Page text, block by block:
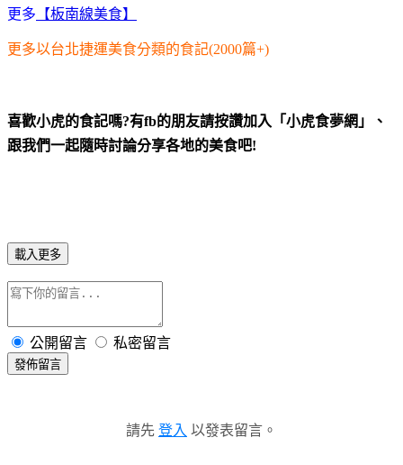
更多 【板南線美食】
更多以台北捷運美食分類的食記(2000篇+)
喜歡小虎的食記嗎?有fb的朋友請按讚加入「小虎食夢網」、
跟我們一起隨時討論分享各地的美食吧!
載入更多
公開留言 私密留言
發佈留言
請先 登入 以發表留言。